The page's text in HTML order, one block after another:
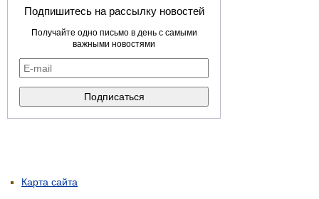
Подпишитесь на рассылку новостей
Получайте одно письмо в день с самыми
важными новостями
Карта сайта